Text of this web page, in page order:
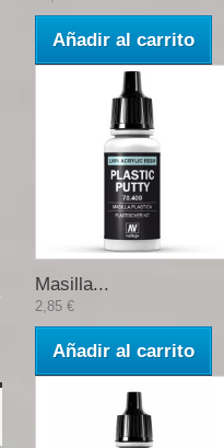
Añadir al carrito
Masilla...
2,85 €
Añadir al carrito